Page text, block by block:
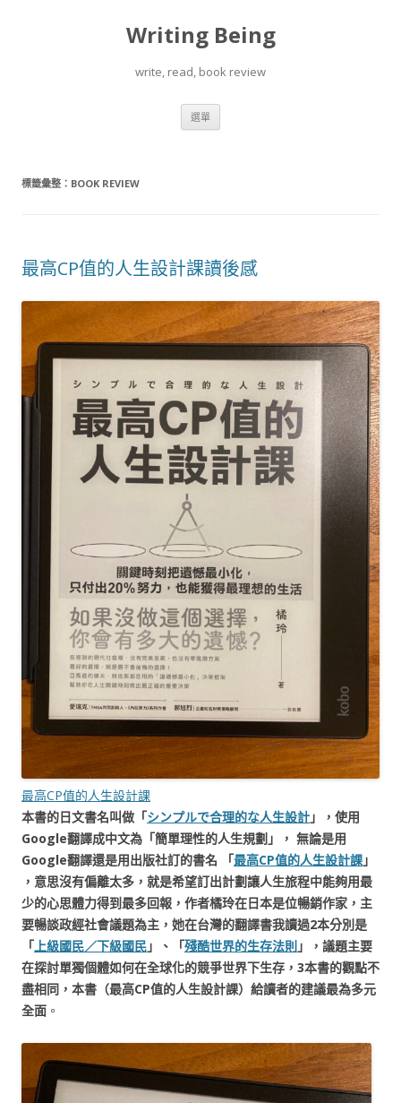
Writing Being
write, read, book review
選單
標籤彙整： BOOK REVIEW
最高CP值的人生設計課讀後感
最高CP值的人生設計課
本書的日文書名叫做「シンプルで合理的な人生設計」，使用
Google翻譯成中文為「簡單理性的人生規劃」， 無論是用
Google翻譯還是用出版社訂的書名 「最高CP值的人生設計課」
，意思沒有偏離太多，就是希望訂出計劃讓人生旅程中能夠用最
少的心思體力得到最多回報，作者橘玲在日本是位暢銷作家，主
要暢談政經社會議題為主，她在台灣的翻譯書我讀過2本分別是
「上級國民／下級國民」、「殘酷世界的生存法則 」，議題主要
在探討單獨個體如何在全球化的競爭世界下生存，3本書的觀點不
盡相同，本書（最高CP值的人生設計課）給讀者的建議最為多元
全面 。